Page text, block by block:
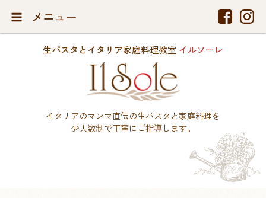
メニュー
生パスタとイタリア家庭料理教室 イルソーレ
イタリアのマンマ直伝の生パスタと家庭料理を
少人数制で丁寧にご指導します。